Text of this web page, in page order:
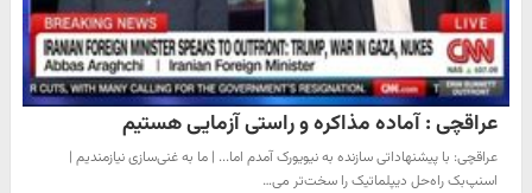
عراقچی : آماده مذاکره و راستی آزمایی هستیم
عراقچی: با پیشنهاداتی سازنده به نیویورک آمدم اما... | ما به غنی‌سازی نیازمندیم |
اسنپ‌بک‌ راه‌حل دیپلماتیک را سخت‌تر می…